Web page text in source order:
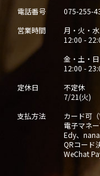
電話番号
075-255-
営業時間
月・火・
12:00 -
金・土・
12:00 -
定休日
不定休
7/21(火)
支払方法
カード可（
電子マネ
Edy、
QRコード
WeChat